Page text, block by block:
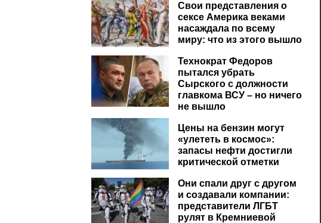
Свои представления о
сексе Америка веками
насаждала по всему
миру: что из этого вышло
Технократ Федоров
пытался убрать
Сырского с должности
главкома ВСУ – но ничего
не вышло
Цены на бензин могут
«улететь в космос»:
запасы нефти достигли
критической отметки
Они спали друг с другом
и создавали компании:
представители ЛГБТ
рулят в Кремниевой